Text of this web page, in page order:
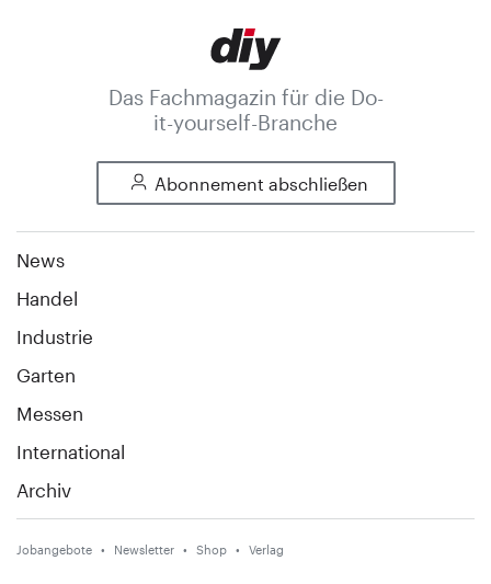
Das Fachmagazin für die Do-
it-yourself-Branche
Abonnement abschließen
News
Handel
Industrie
Garten
Messen
International
Archiv
Jobangebote Newsletter Shop Verlag